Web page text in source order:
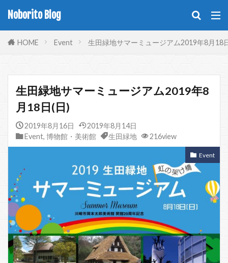
Noborito Blog
HOME Event 生田緑地サマーミュージアム2019年8月18
生田緑地サマーミュージアム2019年8
月18日(日)
2019年8月16日
2019年8月14日
Event, 博物館・美術館 生田緑地 216view
Event